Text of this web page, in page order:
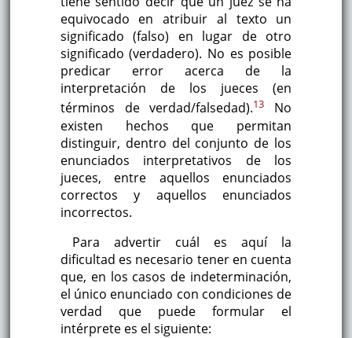
equivocado en atribuir al texto un
significado (falso) en lugar de otro
significado (verdadero). No es posible
predicar error acerca de la
interpretación de los jueces (en
términos de verdad/falsedad).13
No
existen hechos que permitan
distinguir, dentro del conjunto de los
enunciados interpretativos de los
jueces, entre aquellos enunciados
correctos y aquellos enunciados
incorrectos.
Para advertir cuál es aquí la
dificultad es necesario tener en cuenta
que, en los casos de indeterminación,
el único enunciado con condiciones de
verdad que puede formular el
intérprete es el siguiente: